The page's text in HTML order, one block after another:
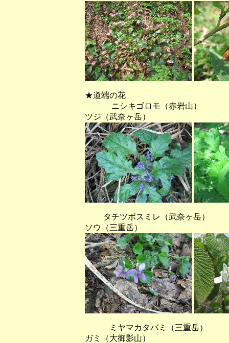
★道端の花
ニシキゴロモ（赤岩山
ツジ（武奈ヶ岳）
タチツボスミレ（武奈ヶ
ソウ（三重岳）
ミヤマカタバミ（三重
ガミ（大御影山）